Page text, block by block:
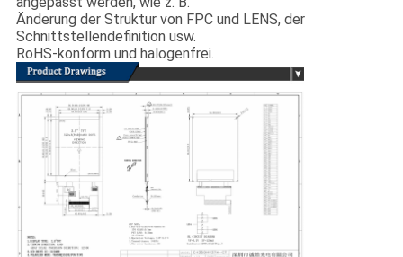
Änderung der Struktur von FPC und LENS, der
Schnittstellendefinition usw.
RoHS-konform und halogenfrei.